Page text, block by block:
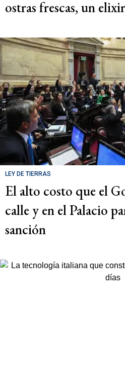
ostras frescas, un
LEY DE TIERRAS
El alto costo que el
calle y en el Palacio
sanción